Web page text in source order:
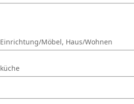
Einrichtung/Möbel, Haus/Wohnen
küche